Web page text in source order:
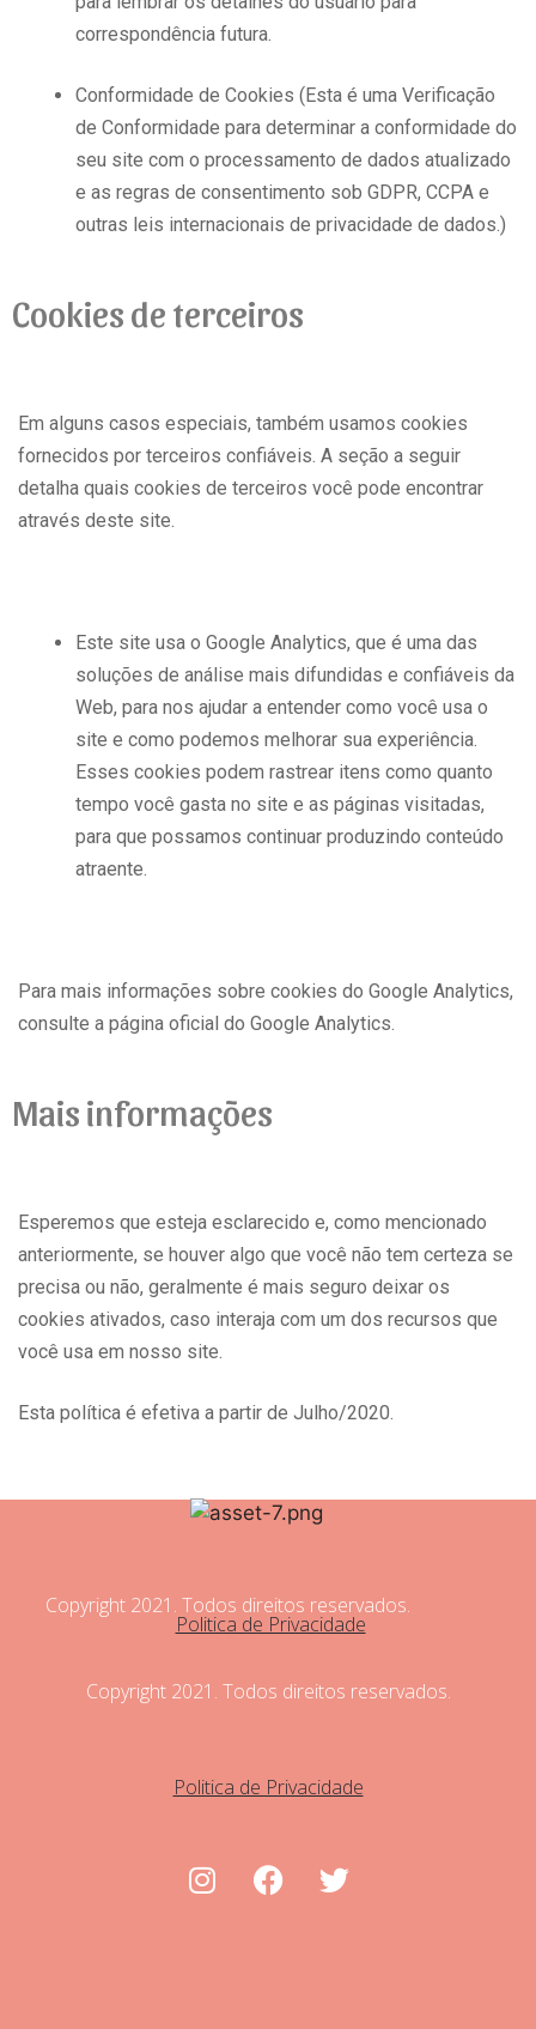
correspondência futura.
Conformidade de Cookies (Esta é uma Verificação
de Conformidade para determinar a conformidade do
seu site com o processamento de dados atualizado
e as regras de consentimento sob GDPR, CCPA e
outras leis internacionais de privacidade de dados.)
Cookies de terceiros
Em alguns casos especiais, também usamos cookies
fornecidos por terceiros confiáveis. A seção a seguir
detalha quais cookies de terceiros você pode encontrar
através deste site.
Este site usa o Google Analytics, que é uma das
soluções de análise mais difundidas e confiáveis ​​da
Web, para nos ajudar a entender como você usa o
site e como podemos melhorar sua experiência.
Esses cookies podem rastrear itens como quanto
tempo você gasta no site e as páginas visitadas,
para que possamos continuar produzindo conteúdo
atraente.
Para mais informações sobre cookies do Google Analytics,
consulte a página oficial do Google Analytics.
Mais informações
Esperemos que esteja esclarecido e, como mencionado
anteriormente, se houver algo que você não tem certeza se
precisa ou não, geralmente é mais seguro deixar os
cookies ativados, caso interaja com um dos recursos que
você usa em nosso site.
Esta política é efetiva a partir de Julho/2020.
Copyright 2021. Todos direitos reservados.
Politica de Privacidade
Copyright 2021. Todos direitos reservados.
Politica de Privacidade